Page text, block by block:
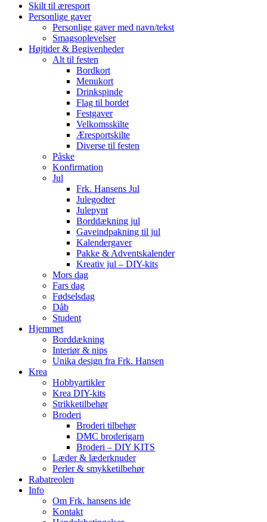
Skilt til æresport
Personlige gaver
Personlige gaver med navn/tekst
Smagsoplevelser
Højtider & Begivenheder
Alt til festen
Bordkort
Menukort
Drinkspinde
Flag til bordet
Festgaver
Velkomsskilte
Æresportskilte
Diverse til festen
Påske
Konfirmation
Jul
Frk. Hansens Jul
Julegodter
Julepynt
Borddækning jul
Gaveindpakning til jul
Kalendergaver
Pakke & Adventskalender
Kreativ jul – DIY-kits
Mors dag
Fars dag
Fødselsdag
Dåb
Student
Hjemmet
Borddækning
Interiør & nips
Unika design fra Frk. Hansen
Krea
Hobbyartikler
Krea DIY-kits
Strikketilbehør
Broderi
Broderi tilbehør
DMC broderigarn
Broderi – DIY KITS
Læder & læderknuder
Perler & smykketilbehør
Rabatreolen
Info
Om Frk. hansens ide
Kontakt